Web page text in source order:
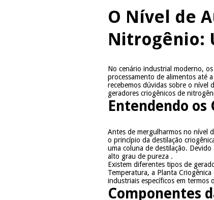
O Nível de
Nitrogênio:
No cenário industrial moderno,
processamento de alimentos até
recebemos dúvidas sobre o nível
geradores criogênicos de
Entendendo
Antes de mergulharmos no nível
o princípio da destilação
uma coluna de destilação.
alto grau de pureza .
Existem diferentes tipos de
Temperatura, a Planta
industriais específicos em
Componentes